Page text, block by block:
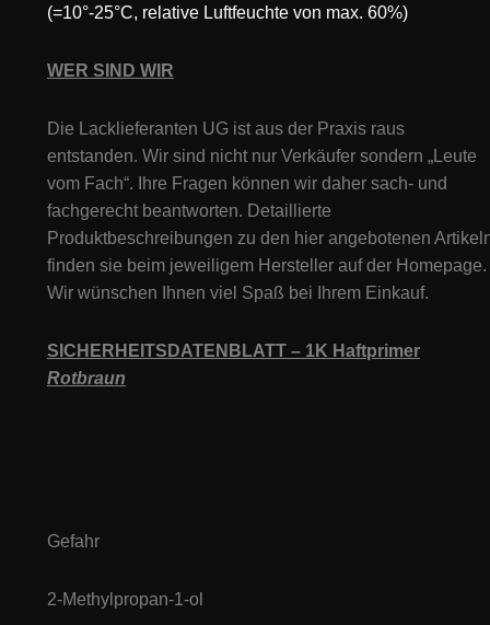
(=10°-25°C, relative Luftfeuchte von max. 60%)
WER SIND WIR
Die Lacklieferanten UG ist aus der Praxis raus
entstanden. Wir sind nicht nur Verkäufer sondern „Leute
vom Fach“. Ihre Fragen können wir daher sach- und
fachgerecht beantworten. Detaillierte
Produktbeschreibungen zu den hier angebotenen
finden sie beim jeweiligem Hersteller auf der Homepage.
Wir wünschen Ihnen viel Spaß bei Ihrem Einkauf.
SICHERHEITSDATENBLATT – 1K Haftprimer
Rotbraun
Gefahr
2-Methylpropan-1-ol